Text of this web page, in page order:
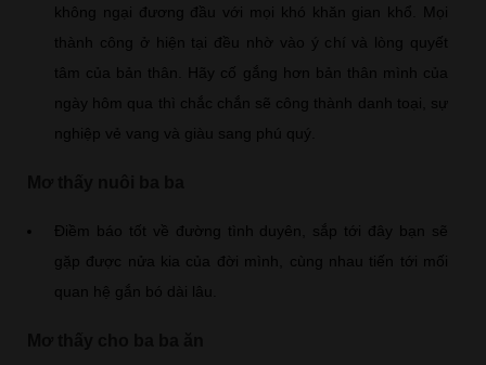
không ngại đương đầu với mọi khó khăn gian khổ. Mọi
thành công ở hiện tại đều nhờ vào ý chí và lòng quyết
tâm của bản thân. Hãy cố gắng hơn bản thân mình của
ngày hôm qua thì chắc chắn sẽ công thành danh toại, sự
nghiệp vẻ vang và giàu sang phú quý.
Điềm báo tốt về đường tình duyên, sắp tới đây bạn sẽ
gặp được nửa kia của đời mình, cùng nhau tiến tới mối
quan hệ gắn bó dài lâu.